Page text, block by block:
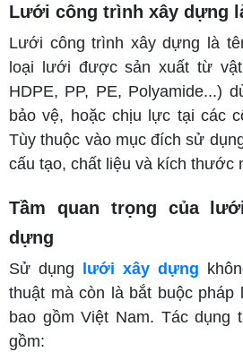
Lưới công trình xây dựng
Lưới công trình xây dựng là
loại lưới được sản xuất từ
HDPE, PP, PE, Polyamide...)
bảo vệ, hoặc chịu lực tại các
Tùy thuộc vào mục đích sử
cấu tạo, chất liệu và kích thước
Tầm quan trọng của
dựng
Sử dụng lưới xây dựng
thuật mà còn là bắt buộc pháp
bao gồm Việt Nam. Tác
gồm: